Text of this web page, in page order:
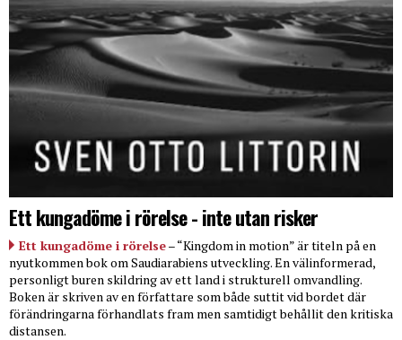
Ett kungadöme i rörelse - inte utan risker
Ett kungadöme i rörelse– “Kingdom in motion” är titeln på en
nyutkommen bok om Saudiarabiens utveckling. En välinformerad,
personligt buren skildring av ett land i strukturell omvandling.
Boken är skriven av en författare som både suttit vid bordet där
förändringarna förhandlats fram men samtidigt behållit den kritiska
distansen.